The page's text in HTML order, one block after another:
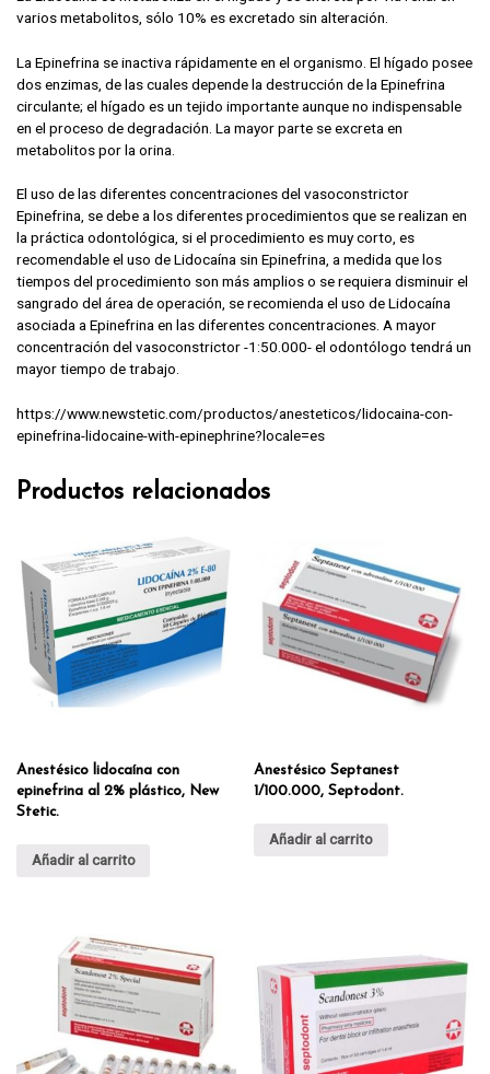
varios metabolitos, sólo 10% es excretado sin alteración.
La Epinefrina se inactiva rápidamente en el organismo. El hígado posee
dos enzimas, de las cuales depende la destrucción de la Epinefrina
circulante; el hígado es un tejido importante aunque no indispensable
en el proceso de degradación. La mayor parte se excreta en
metabolitos por la orina.
El uso de las diferentes concentraciones del vasoconstrictor
Epinefrina, se debe a los diferentes procedimientos que se realizan en
la práctica odontológica, si el procedimiento es muy corto, es
recomendable el uso de Lidocaína sin Epinefrina, a medida que los
tiempos del procedimiento son más amplios o se requiera disminuir el
sangrado del área de operación, se recomienda el uso de Lidocaína
asociada a Epinefrina en las diferentes concentraciones. A mayor
concentración del vasoconstrictor -1:50.000- el odontólogo tendrá un
mayor tiempo de trabajo.
https://www.newstetic.com/productos/anesteticos/lidocaina-con-
epinefrina-lidocaine-with-epinephrine?locale=es
Productos relacionados
Anestésico lidocaína con
epinefrina al 2% plástico, New
Stetic.
Añadir al carrito
Anestésico Septanest
1/100.000, Septodont.
Añadir al carrito